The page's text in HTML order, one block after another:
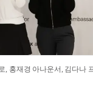
, 홍재경 아나운서, 김다나